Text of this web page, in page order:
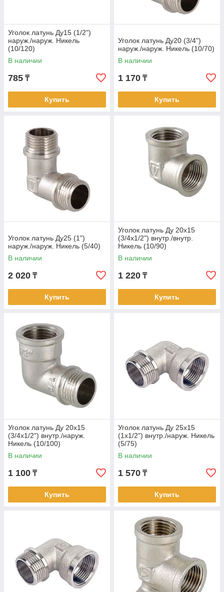
Уголок латунь Ду15 (1/2")
наруж./наруж. Никель
(10/120)
В наличии
785 ₸
Купить
Уголок латунь Ду20 (3/4")
наруж./наруж. Никель (10/70)
В наличии
1 170 ₸
Купить
Уголок латунь Ду25 (1")
наруж./наруж. Никель (5/40)
В наличии
2 020 ₸
Купить
Уголок латунь Ду 20х15
(3/4х1/2") внутр./внутр.
Никель (10/90)
В наличии
1 220 ₸
Купить
Уголок латунь Ду 20х15
(3/4х1/2") внутр./наруж.
Никель (10/100)
В наличии
1 100 ₸
Купить
Уголок латунь Ду 25х15
(1х1/2") внутр./наруж. Никель
(5/75)
В наличии
1 570 ₸
Купить